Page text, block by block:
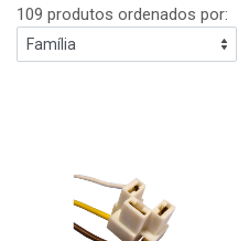
109 produtos ordenados por: